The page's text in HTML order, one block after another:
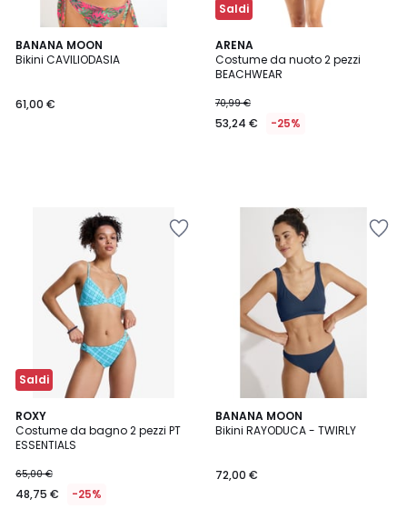
BANANA MOON
Bikini CAVILIODASIA
61,00 €
Saldi
ARENA
Costume da nuoto 2 pezzi
BEACHWEAR
70,99 €
53,24 € -25%
Saldi
ROXY
Costume da bagno 2 pezzi PT
ESSENTIALS
65,00 €
48,75 € -25%
BANANA MOON
Bikini RAYODUCA - TWIRLY
72,00 €